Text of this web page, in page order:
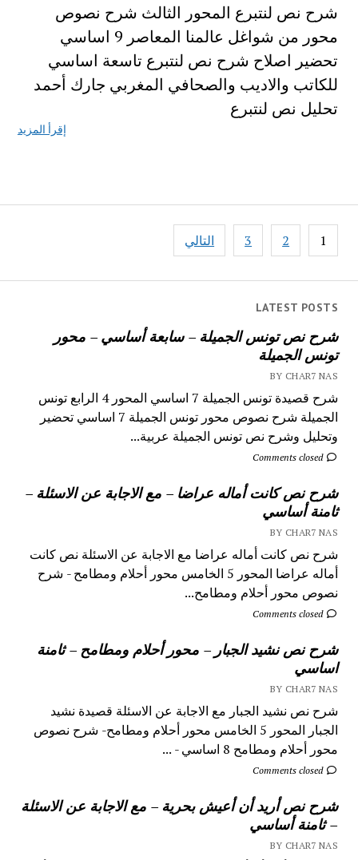
LATEST POSTS
شرح نص تونس الجميلة – سابعة أساسي – محور
تونس الجميلة
BY CHAR7 NAS
شرح قصيدة تونس الجميلة 7 اساسي المحور 4 الرابع تونس
الجميلة شرح نصوص محور تونس الجميلة 7 اساسي تحضير
وتحليل وشرح نص تونس الجميلة عربية...
Comments closed
شرح نص كانت أماله عراضا – مع الاجابة عن الاسئلة –
ثامنة أساسي
BY CHAR7 NAS
شرح نص كانت أماله عراضا مع الاجابة عن الاسئلة نص كانت
أماله عراضا المحور 5 الخامس محور أحلام ومطامح - شرح
نصوص محور أحلام ومطامح...
Comments closed
شرح نص نشيد الجبار – محور أحلام ومطامح – ثامنة
اساسي
BY CHAR7 NAS
شرح نص نشيد الجبار مع الاجابة عن الاسئلة قصيدة نشيد
الجبار المحور 5 الخامس محور أحلام ومطامح- شرح نصوص
محور أحلام ومطامح 8 اساسي - ...
Comments closed
شرح نص أريد أن أعيش بحرية – مع الاجابة عن الاسئلة
– ثامنة أساسي
BY CHAR7 NAS
شرح نص لنتبرع المحور الثالث شرح نصوص
محور من شواغل عالمنا المعاصر 9 اساسي
تحضير اصلاح شرح نص لنتبرع تاسعة اساسي
للكاتب والاديب والصحافي المغربي جارك أحمد
تحليل نص لنتبرع
إقرأ المزيد
تصفّح
المقالات
1
2
3 التالي